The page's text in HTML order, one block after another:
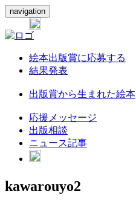
navigation
絵本出版賞に応募する
結果発表
出版賞から生まれた絵本
応援メッセージ
出版相談
ニュース記事
kawarouyo2